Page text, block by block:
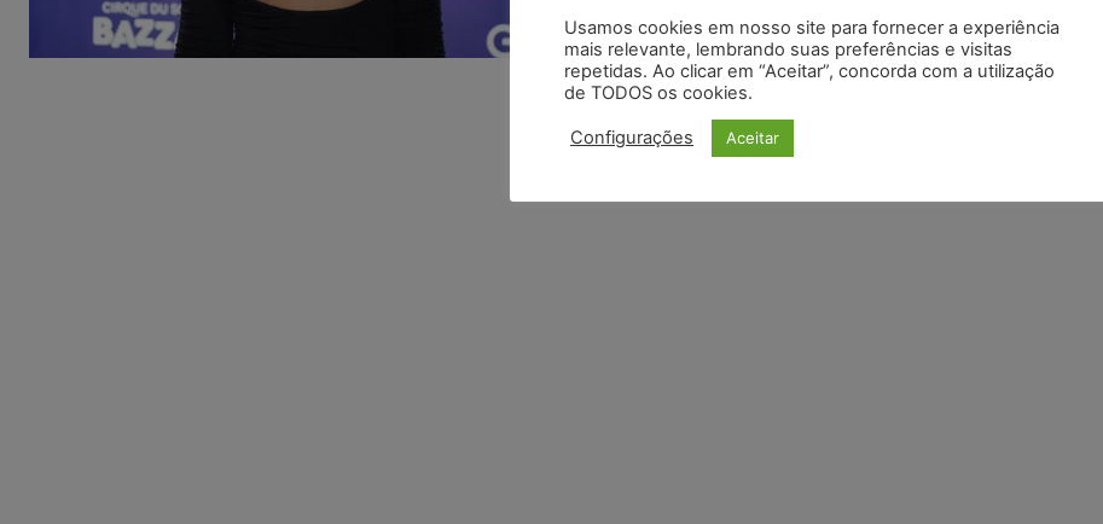
Usamos cookies em nosso site para fornecer a experiência
mais relevante, lembrando suas preferências e visitas
repetidas. Ao clicar em “Aceitar”, concorda com a utilização
de TODOS os cookies.
Configurações Aceitar